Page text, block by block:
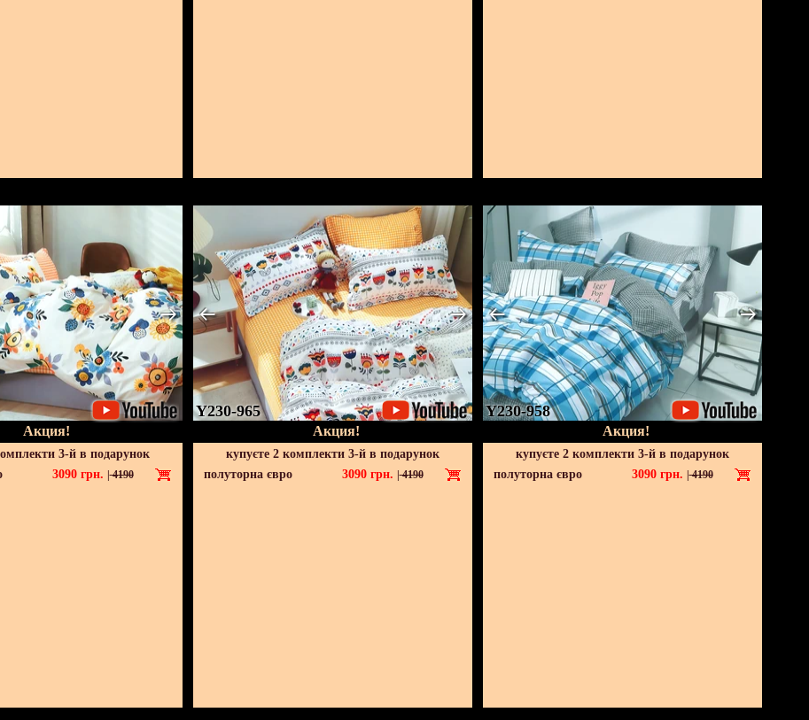
Акция!
3-й в подарунок
3090 грн. |4190
Y230-965
Акция!
купуєте 2 комплекти 3-й в подарунок
полуторна євро
3090 грн. |4190
Y230-958
Акция!
купуєте 2 комплекти 3-й в подарунок
полуторна євро
3090 грн. |4190